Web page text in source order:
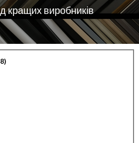
кращих виробників